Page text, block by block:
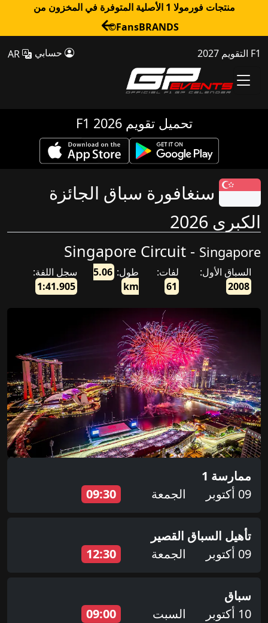
منتجات فورمولا 1 الأصلية المتوفرة في المخزون من
FansBRANDS©
F1 التقويم 2027 حسابي
تحميل تقويم F1 2026
سنغافورة سباق الجائزة
الكبرى 2026
Singapore Circuit - Singapore
السباق الأول:
2008
لفات:
61
طول: 5.06
km
سجل اللفة:
1:41.905
ممارسة 1
09 أكتوبر
الجمعة 09:30
تأهيل السباق القصير
09 أكتوبر
الجمعة 12:30
سباق
10 أكتوبر
السبت 09:00